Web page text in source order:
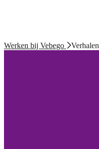
Werken bij Vebego Verhalen